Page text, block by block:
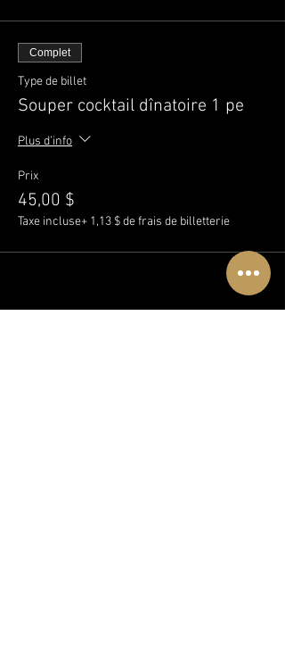
Complet
Type de billet
Souper cocktail dînatoire 1 pe
Plus d'info
Prix
45,00 $
Taxe incluse+ 1,13 $ de frais de billetterie